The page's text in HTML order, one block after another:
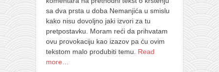
bubishi
kihon
naihanchi
sa dva prsta u doba Nemanjića u smislu
kako nisu dovoljno jaki izvori za tu
pretpostavku. Moram reći da prihvatam
ovu provokaciju kao izazov pa ću ovim
tekstom malo produbiti temu. Read
more…